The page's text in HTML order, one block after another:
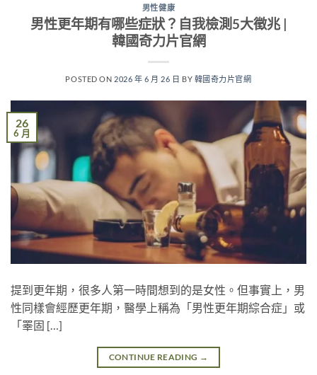
男性健康
男性更年期有哪些症狀？自我檢測5大徵兆 |
韓國奇力片官網
POSTED ON 2026 年 6 月 26 日 BY 韓國奇力片官網
26
6 月
提到更年期，很多人第一時間想到的是女性。但事實上，男
性同樣會經歷更年期，醫學上稱為「男性更年期綜合症」或
「睪固 […]
CONTINUE READING →